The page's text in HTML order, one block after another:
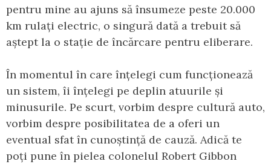
pentru mine au ajuns să însumeze peste 20.000
km rulați electric, o singură dată a trebuit să
aștept la o stație de încărcare pentru eliberare.
În momentul în care înțelegi cum funcționează
un sistem, îi înțelegi pe deplin atuurile și
minusurile. Pe scurt, vorbim despre cultură auto,
vorbim despre posibilitatea de a oferi un
eventual sfat în cunoștință de cauză. Adică te
poți pune în pielea colonelul Robert Gibbon